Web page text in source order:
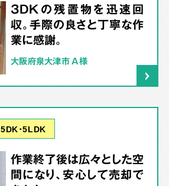
3DKの残置物を迅速回
収。手際の良さと丁寧な作
業に感謝。
大阪府泉大津市 A様
5DK･5LDK
作業終了後は広々とした空
間になり、安心して売却で